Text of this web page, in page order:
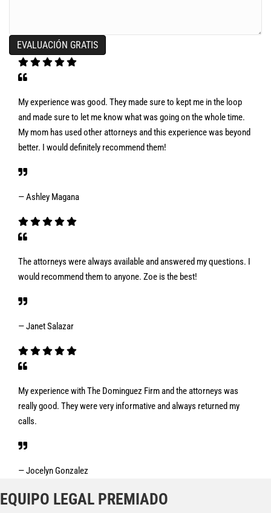
My experience was good. They made sure to kept me in the loop
and made sure to let me know what was going on the whole time.
My mom has used other attorneys and this experience was beyond
better. I would definitely recommend them!
— Ashley Magana
The attorneys were always available and answered my questions. I
would recommend them to anyone. Zoe is the best!
— Janet Salazar
My experience with The Dominguez Firm and the attorneys was
really good. They were very informative and always returned my
calls.
— Jocelyn Gonzalez
EQUIPO LEGAL PREMIADO